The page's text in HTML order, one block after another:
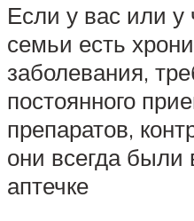
Если у вас или
семьи есть
заболевания,
постоянного
препаратов,
они всегда
аптечке